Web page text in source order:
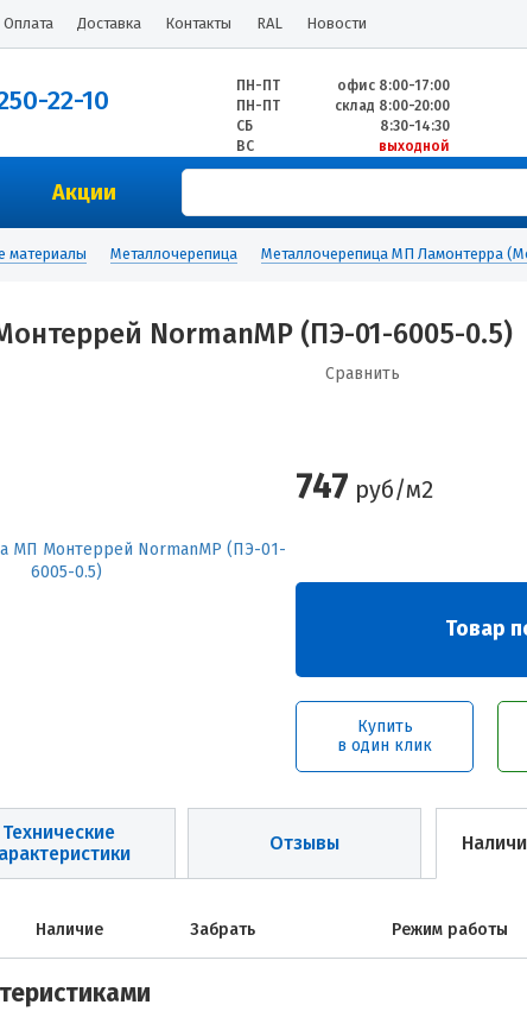
Оплата Доставка Контакты RAL Новости
22-10 ПН-ПТ
офис 8:00-17:00
ПН-ПТ
склад 8:00-20:00
СБ
8:30-14:30
ВС
выходной
Акции
материалы Металлочерепица Металлочерепица МП Ламонтерра
NormanMP (ПЭ-01-6005-0.5)
Сравнить
747 руб/м2
Товар
Купить
в один клик
Технические
Отзывы
Наличие Забрать Режим работы